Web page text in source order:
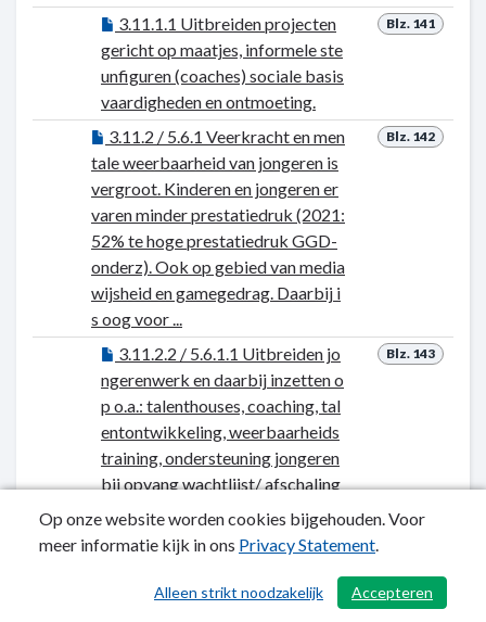
Blz. 141
3.11.1.1 Uitbreiden projecten
gericht op maatjes, informele ste
unfiguren (coaches) sociale basis
vaardigheden en ontmoeting.
Blz. 142
3.11.2 / 5.6.1 Veerkracht en men
tale weerbaarheid van jongeren is
vergroot. Kinderen en jongeren er
varen minder prestatiedruk (2021:
52% te hoge prestatiedruk GGD-
onderz). Ook op gebied van media
wijsheid en gamegedrag. Daarbij i
s oog voor ...
Blz. 143
3.11.2.2 / 5.6.1.1 Uitbreiden jo
ngerenwerk en daarbij inzetten o
p o.a.: talenthouses, coaching, tal
entontwikkeling, weerbaarheids
training, ondersteuning jongeren
bij opvang wachtlijst/ afschaling
Woerden Wijzer, schooljongeren
werk en ...
or het vergroten van de mentale
Op onze website worden cookies bijgehouden. Voor
meer informatie kijk in ons Privacy Statement.
Accepteren
Alleen strikt noodzakelijk